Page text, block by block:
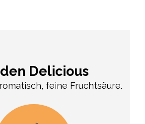
Delicious
feine Fruchtsäure.